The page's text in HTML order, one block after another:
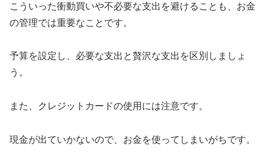
こういった衝動買いや不必要な支出を避けることも、お金
の管理では重要なことです。
予算を設定し、必要な支出と贅沢な支出を区別しましょ
う。
また、クレジットカードの使用には注意です。
現金が出ていかないので、お金を使ってしまいがちです。